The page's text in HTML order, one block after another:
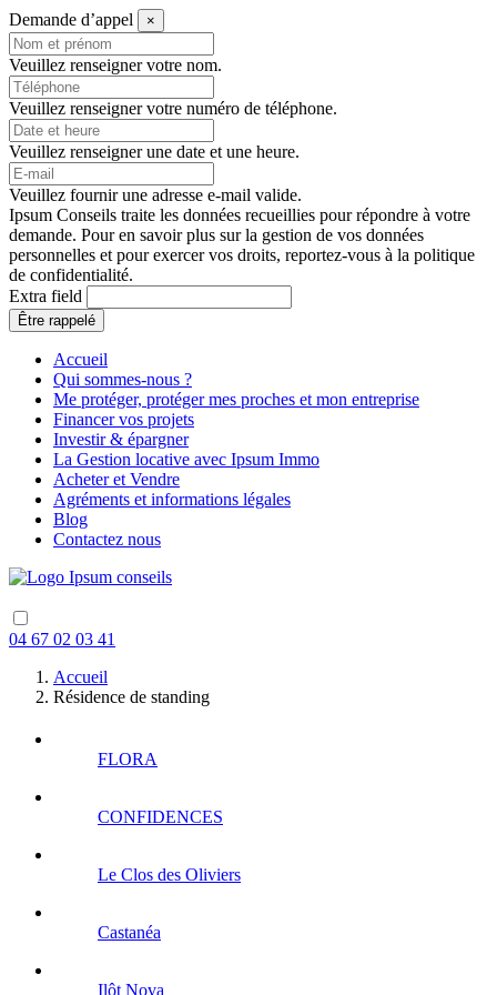
Demande d’appel ×
Veuillez renseigner votre nom.
Veuillez renseigner votre numéro de téléphone.
Veuillez renseigner une date et une heure.
Veuillez fournir une adresse e-mail valide.
Ipsum Conseils traite les données recueillies pour répondre à votre
demande. Pour en savoir plus sur la gestion de vos données
personnelles et pour exercer vos droits, reportez-vous à la politique
de confidentialité.
Extra field
Accueil
Qui sommes-nous ?
Me protéger, protéger mes proches et mon entreprise
Financer vos projets
Investir & épargner
La Gestion locative avec Ipsum Immo
Acheter et Vendre
Agréments et informations légales
Blog
Contactez nous
04 67 02 03 41
Accueil
Résidence de standing
FLORA
CONFIDENCES
Le Clos des Oliviers
Castanéa
Ilôt Nova